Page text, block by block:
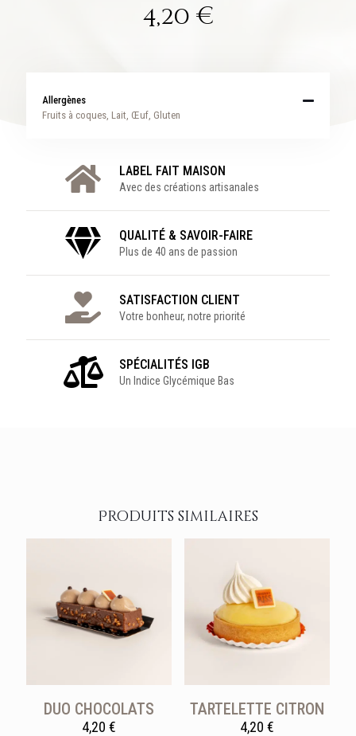
4,20 €
Allergènes
Fruits à coques, Lait, Œuf, Gluten
LABEL FAIT MAISON
Avec des créations artisanales
QUALITÉ & SAVOIR-FAIRE
Plus de 40 ans de passion
SATISFACTION CLIENT
Votre bonheur, notre priorité
SPÉCIALITÉS IGB
Un Indice Glycémique Bas
Produits similaires
DUO CHOCOLATS
4,20€
TARTELETTE CITRON
4,20 €